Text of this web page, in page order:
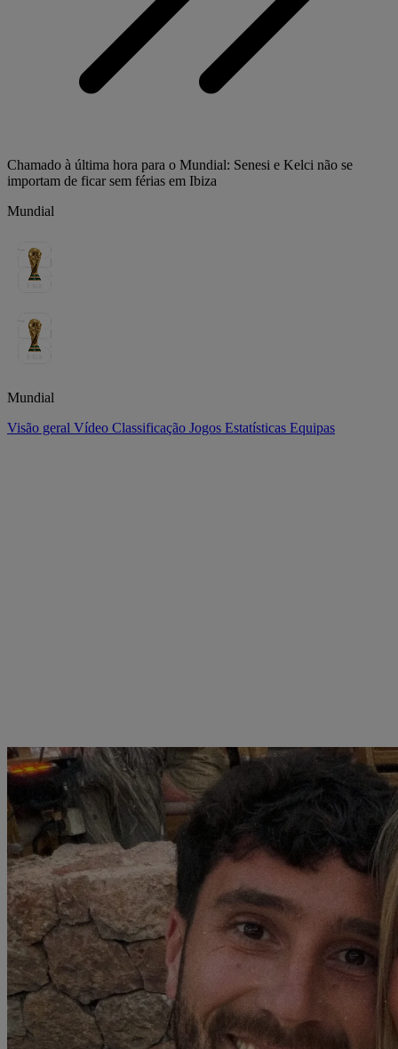
Chamado à última hora para o Mundial: Senesi e Kelci não se
importam de ficar sem férias em Ibiza
Mundial
Mundial
Visão geral Vídeo Classificação Jogos Estatísticas Equipas